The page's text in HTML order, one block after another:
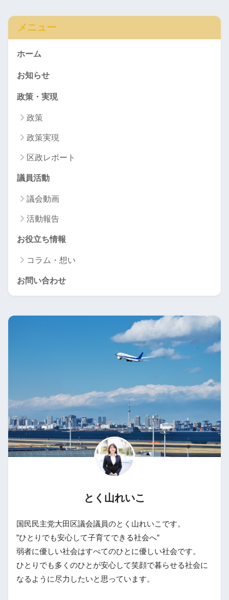
メニュー
ホーム
お知らせ
政策・実現
政策
政策実現
区政レポート
議員活動
議会動画
活動報告
お役立ち情報
コラム・想い
お問い合わせ
とく山れいこ
国民民主党大田区議会議員のとく山れいこです。
”ひとりでも安心して子育てできる社会へ”
弱者に優しい社会はすべてのひとに優しい社会です。
ひとりでも多くのひとが安心して笑顔で暮らせる社会に
なるように尽力したいと思っています。